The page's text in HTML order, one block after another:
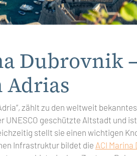
Dubrovnik
Adrias
zählt zu den weltweit
UNESCO geschützte Altstadt und
stellt sie einen wichtigen
Infrastruktur bildet die ACI